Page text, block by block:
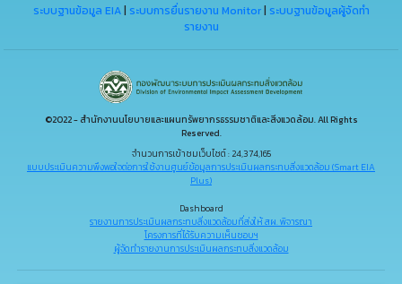
ระบบฐานข้อมูล EIA| ระบบการยื่นรายงาน Monitor| ระบบฐานข้อมูลผู้จัดทำ
รายงาน
©2022 - สำนักงานนโยบายและแผนทรัพยากรธรรมชาติและสิ่งแวดล้อม. All Rights
Reserved.
จำนวนการเข้าชมเว็บไซต์ : 24,374,165
แบบประเมินความพึงพอใจต่อการใช้งานศูนย์ข้อมูลการประเมินผลกระทบสิ่งแวดล้อม (Smart EIA
Plus)
Dashboard
รายงานการประเมินผลกระทบสิ่งแวดล้อมที่ส่งให้ สผ. พิจารณา
โครงการที่ได้รับความเห็นชอบฯ
ผู้จัดทำรายงานการประเมินผลกระทบสิ่งแวดล้อม